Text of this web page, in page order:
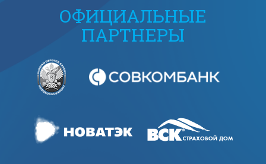
ОФИЦИАЛЬНЫЕ
ПАРТНЕРЫ